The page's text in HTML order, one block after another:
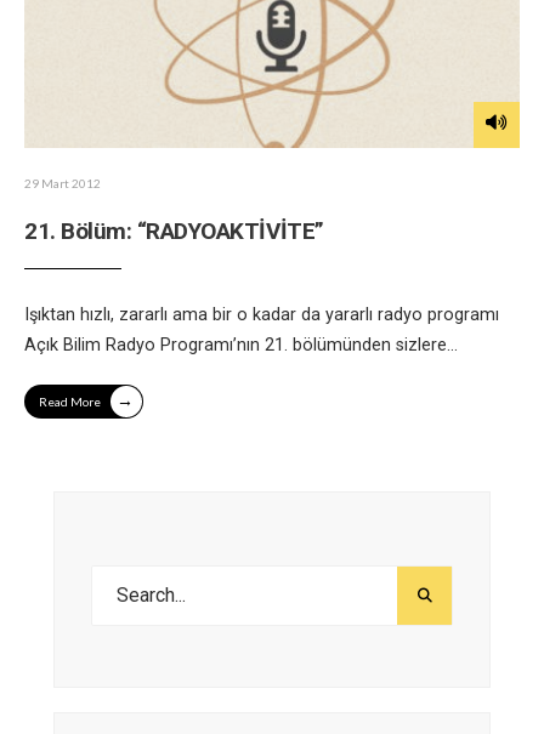
29 Mart 2012
21. Bölüm: “RADYOAKTİVİTE”
Işıktan hızlı, zararlı ama bir o kadar da yararlı radyo programı
Açık Bilim Radyo Programı’nın 21. bölümünden sizlere...
Read More →